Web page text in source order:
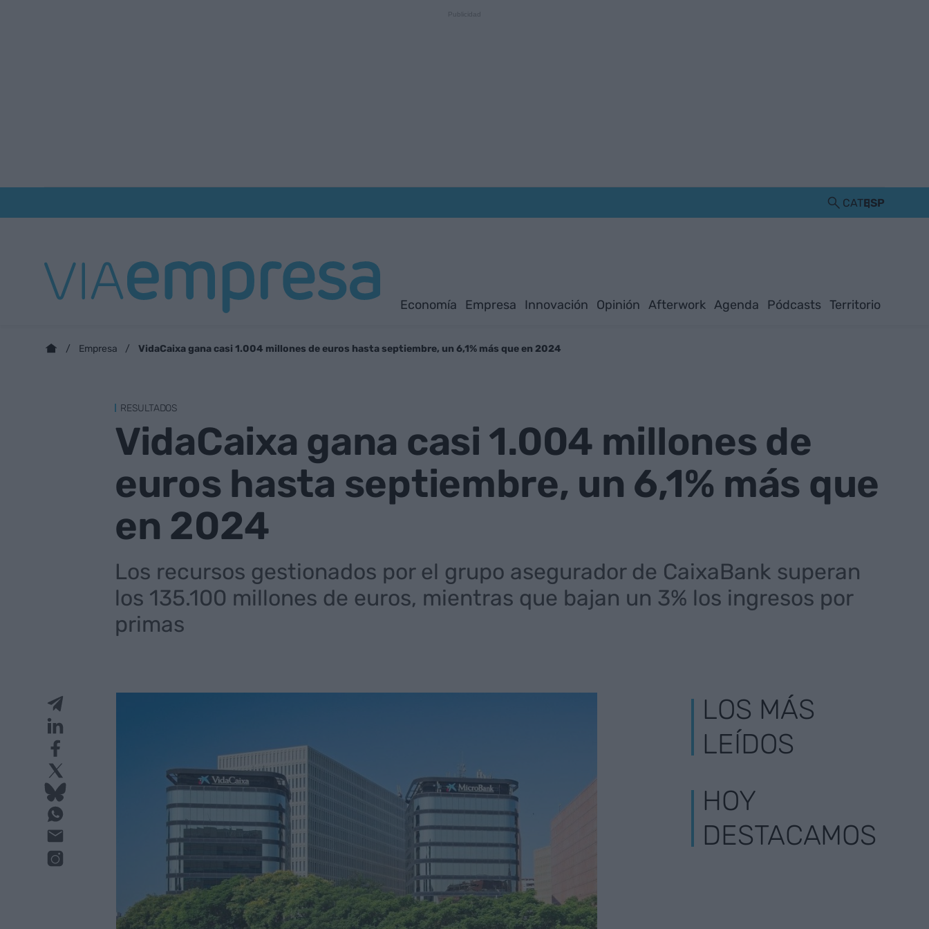
CATESP
Economía Empresa Innovación Opinión Afterwork Agenda Pódcasts Territorio
Empresa VidaCaixa gana casi 1.004 millones de euros hasta septiembre, un 6,1% más que en 2024
RESULTADOS
VidaCaixa gana casi 1.004 millones de
euros hasta septiembre, un 6,1% más que
en 2024
Los recursos gestionados por el grupo asegurador de CaixaBank superan
los 135.100 millones de euros, mientras que bajan un 3% los ingresos por
primas
LOS MÁS
LEÍDOS
HOY
DESTACAMOS